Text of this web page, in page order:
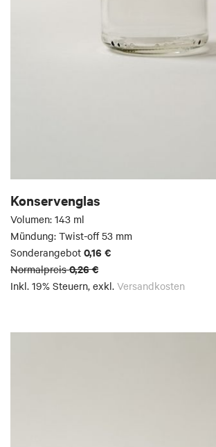
Konservenglas
Volumen: 143 ml
Mündung: Twist-off 53 mm
Sonderangebot 0,16 €
Normalpreis 0,26 €
Inkl. 19% Steuern, exkl. Versandkosten